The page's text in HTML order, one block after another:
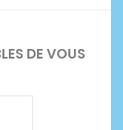
DE VOUS